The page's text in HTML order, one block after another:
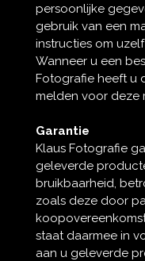
persoonlijke
gebruik van een
instructies om
Wanneer u een
Fotografie heeft u
melden voor deze
Garantie
Klaus Fotografie
geleverde
bruikbaarheid,
zoals deze door
staat daarmee in
aan u geleverde